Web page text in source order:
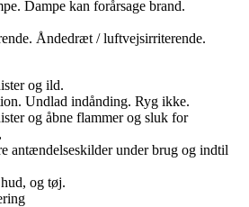
Dampe kan forårsage brand.
Åndedræt / luftvejsirriterende.
og ild.
Undlad indånding. Ryg ikke.
og åbne flammer og sluk for
antændelseskilder under brug og indtil
og tøj.